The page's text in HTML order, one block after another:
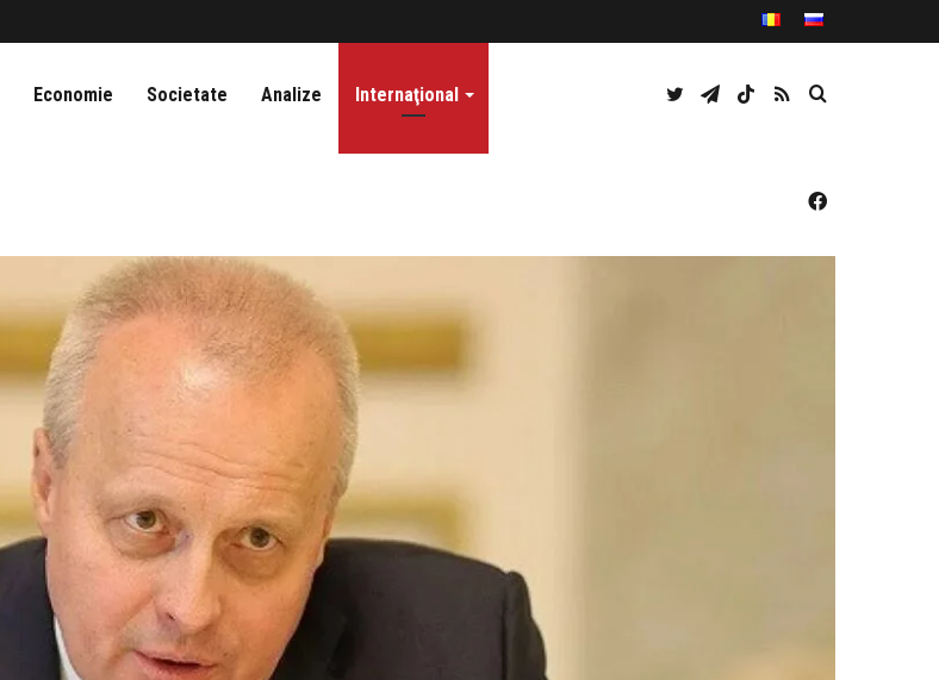
Economie Societate Analize Internaţional Caută
RSS
TikTok
Telegram
Twitter
Facebook